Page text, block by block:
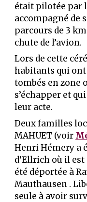
était pilotée par
accompagné de
parcours de 3
chute de l’avion.
Lors de cette
habitants qui ont
tombés en zone
s’échapper et
leur acte.
Deux familles
MAHUET (voir
Henri Hémery a
d’Ellrich où il
été déportée à
Mauthausen .
seule à avoir